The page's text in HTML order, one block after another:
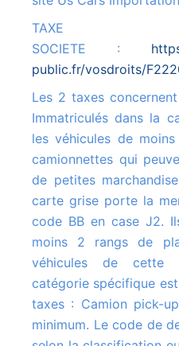
TAXE VOITURE
SOCIETE :
public.fr/vosdroits/
Les 2 taxes concernent les véhicules suivants :
Immatriculés dans la
les véhicules de
camionnettes qui
de petites
carte grise porte la
code BB en case J2.
moins 2 rangs de
véhicules de cette
catégorie spécifique
taxes : Camion pick-
minimum. Le code de